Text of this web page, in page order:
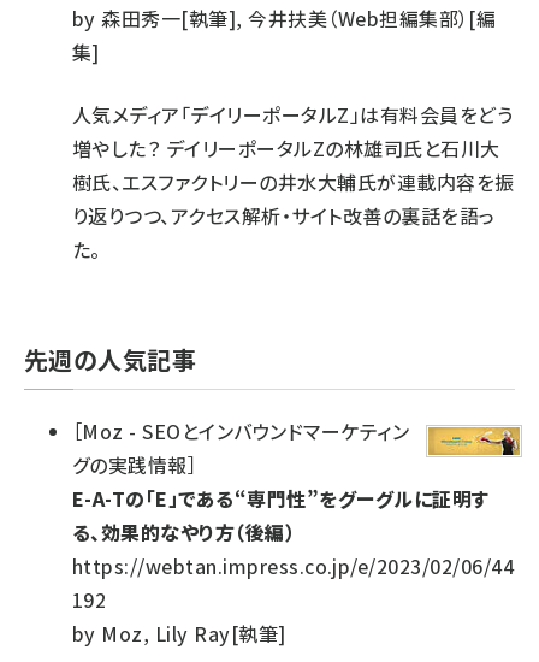
by森田秀一[執筆], 今井扶美（Web担編集部）[編
集]
人気メディア「デイリーポータルZ」は有料会員をどう
増やした？ デイリーポータルZの林雄司氏と石川大
樹氏、エスファクトリーの井水大輔氏が連載内容を振
り返りつつ、アクセス解析・サイト改善の裏話を語っ
た。
先週の人気記事
［Moz - SEOとインバウンドマーケティン
グの実践情報］
E-A-Tの「E」である“専門性”をグーグルに証明す
る、効果的なやり方（後編）
https://webtan.impress.co.jp/e/2023/02/06/44
192
by Moz, Lily Ray[執筆]